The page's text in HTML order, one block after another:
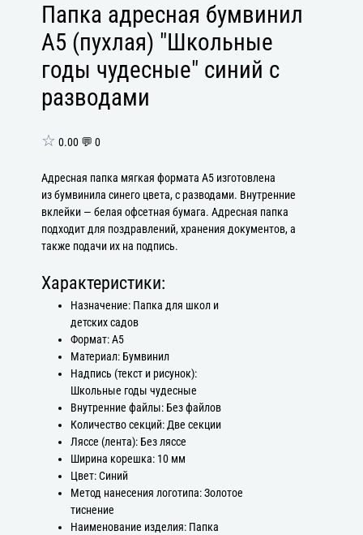
Папка адресная бумвинил
А5 (пухлая) "Школьные
годы чудесные" синий с
разводами
☆ 0.00 💬 0
Адресная папка мягкая формата А5 изготовлена
из бумвинила синего цвета, с разводами. Внутренние
вклейки — белая офсетная бумага. Адресная папка
подходит для поздравлений, хранения документов, а
также подачи их на подпись.
Характеристики:
Назначение: Папка для школ и
детских садов
Формат: А5
Материал: Бумвинил
Надпись (текст и рисунок):
Школьные годы чудесные
Внутренние файлы: Без файлов
Количество секций: Две секции
Ляссе (лента): Без ляссе
Ширина корешка: 10 мм
Цвет: Синий
Метод нанесения логотипа: Золотое
тиснение
Наименование изделия: Папка